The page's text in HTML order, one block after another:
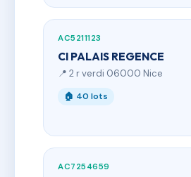
AC5211123
CI PALAIS REGENCE
📍 2 r verdi 06000 Nice
🏠 40 lots
AC7254659